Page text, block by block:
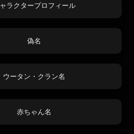
ラクタープロフィール
偽名
ウータン・クラン名
赤ちゃん名